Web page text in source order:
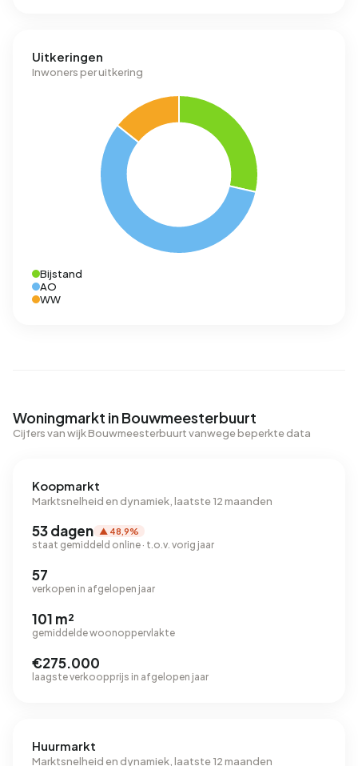
Uitkeringen
Inwoners per uitkering
Bijstand
AO
WW
Woningmarkt in Bouwmeesterbuurt
Cijfers van wijk Bouwmeesterbuurt vanwege beperkte data
Koopmarkt
Marktsnelheid en dynamiek, laatste 12 maanden
53 dagen ▲ 48,9%
staat gemiddeld online · t.o.v. vorig jaar
57
verkopen in afgelopen jaar
101 m²
gemiddelde woonoppervlakte
€275.000
laagste verkoopprijs in afgelopen jaar
Huurmarkt
Marktsnelheid en dynamiek, laatste 12 maanden